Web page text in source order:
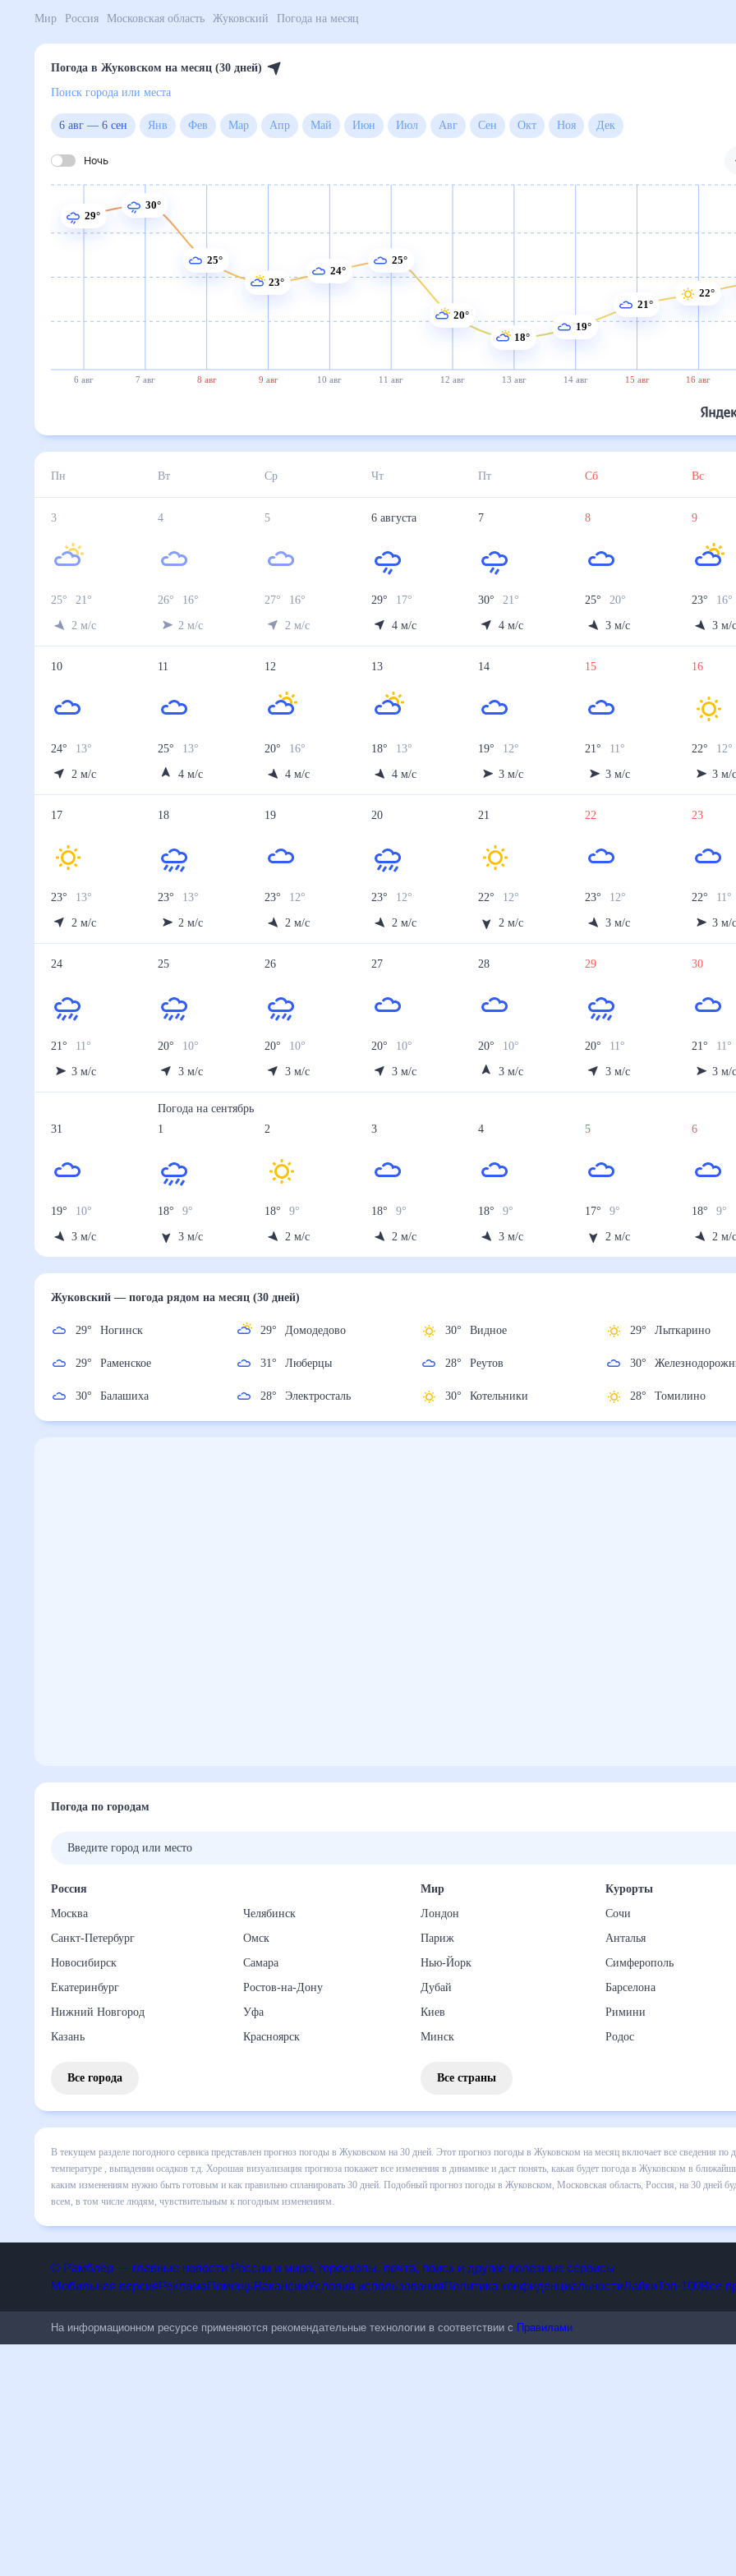
Мир Россия Московская область Жуковский Погода на месяц
Погода в Жуковском на месяц (30 дней)
Поиск города или места
6 авг— 6 сен Янв Фев Мар Апр Май Июн Июл Авг Сен Окт Ноя
Ночь
6 авг 7 авг 8 авг 9 авг 10 авг 11 авг 12 авг 13 авг 14 авг 15 авг 16 авг
29°
30°
25°
23°
24°
25°
20°
18°
19°
21°
22°
Пн Вт Ср Чт Пт Сб Вс
3
25° 21°
2 м/с
4
26° 16°
2 м/с
5
27° 16°
2 м/с
6 августа
29° 17°
4 м/с
7
30° 21°
4 м/с
8
25° 20
3 м/с
9
23° 16°
3 м/с
10
24° 13°
2 м/с
11
25° 13°
4 м/с
12
20° 16°
4 м/с
13
18° 13°
4 м/с
14
19° 12°
3 м/с
15
21° 11°
3 м/с
16
22° 12°
3 м/с
17
23° 13°
2 м/с
18
23° 13°
2 м/с
19
23° 12°
2 м/с
20
23° 12°
2 м/с
21
22° 12°
2 м/с
22
23° 12°
3 м/с
23
22° 11°
3 м/с
24
21° 11°
3 м/с
25
20° 10°
3 м/с
26
20° 10°
3 м/с
27
20° 10°
3 м/с
28
20° 10°
3 м/с
29
20° 11°
3 м/с
30
21° 11°
3 м/с
31
19° 10°
3 м/с
Погода насентябрь
1
18° 9°
3 м/с
2
18° 9°
2 м/с
3
18° 9°
2 м/с
4
18° 9°
3 м/с
5
17° 9°
2 м/с
6
18° 9°
2 м/с
Жуковский— погода рядомна месяц (30 дней)
29° Ногинск
29° Раменское
30° Балашиха
29° Домодедово
31° Люберцы
28° Электросталь
30° Видное
28° Реутов
30° Котельники
29° Лыткарино
30°
28° Томилино
Погода по городам
Россия
Москва
Санкт-Петербург
Новосибирск
Екатеринбург
Нижний Новгород
Казань
Челябинск
Омск
Самара
Ростов-на-Дону
Уфа
Красноярск
Все города
Мир
Лондон
Париж
Нью-Йорк
Дубай
Киев
Минск
Курорты
Сочи
Анталья
Симферополь
Барселона
Римини
Родос
Все страны
В текущем разделе погодного сервиса представлен прогноз погоды в Жуковском на 30 дней. Этот прогноз погоды в Жуковском
включает все сведения по дневной температуре , выпадении осадков т.д. Хорошая визуализация прогноза покажет все
динамике и даст понять, какая будет погода в Жуковском в ближайший месяц, к каким изменениям нужно быть готовым и как
спланировать 30 дней. Подобный прогноз погоды в Жуковском, Московская область, Россия, на 30 дней будет полезен всем, в
© Рамблер — главные новости России и мира, гороскопы, почта, поиск и другие полезные сервисы
На информационном ресурсе применяются рекомендательные технологии в соответствии сПравилами